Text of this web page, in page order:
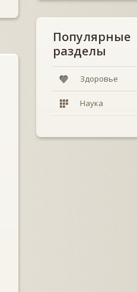
Популярные
разделы
Здоровье
Наука